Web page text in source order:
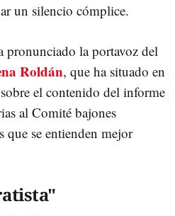
un silencio cómplice.
pronunciado la portavoz del
Roldán, que ha situado en
el contenido del informe
al Comité bajones
que se entienden mejor